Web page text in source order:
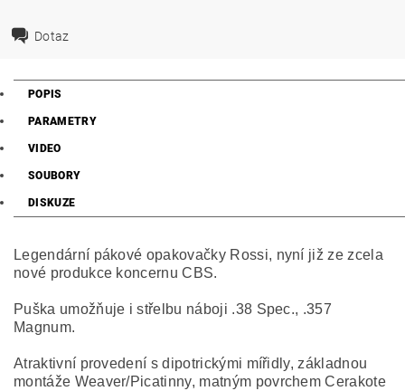
Dotaz
POPIS
PARAMETRY
VIDEO
SOUBORY
DISKUZE
Legendární pákové opakovačky Rossi, nyní již ze zcela
nové produkce koncernu CBS.
Puška umožňuje i střelbu náboji .38 Spec., .357
Magnum.
Atraktivní provedení s dipotrickými mířidly, základnou
montáže Weaver/Picatinny, matným povrchem Cerakote